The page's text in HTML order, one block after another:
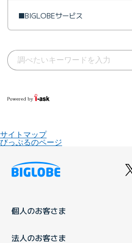
■BIGLOBEサービス
サイトマップ
びっぷるのページ
個人のお客さま
法人のお客さま